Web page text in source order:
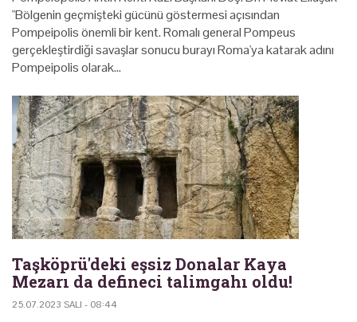
"Bölgenin geçmişteki gücünü göstermesi açısından
Pompeipolis önemli bir kent. Romalı general Pompeus
gerçekleştirdiği savaşlar sonucu burayı Roma'ya katarak adını
Pompeipolis olarak…
Taşköprü'deki eşsiz Donalar Kaya
Mezarı da defineci talimgahı oldu!
25.07.2023 SALI - 08:44